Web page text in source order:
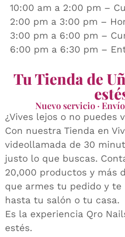
10:00 am a 2:00 pm –
2:00 pm a 3:00 pm –
3:00 pm a 6:00 pm –
6:00 pm a 6:30 pm –
Tu Tienda de
Nuevo servicio ·
¿Vives lejos o no puedes
Con nuestra Tienda en
videollamada de 30
justo lo que buscas.
20,000 productos y más
que armes tu pedido y
hasta tu salón o tu casa.
Es la experiencia Qro
estés.